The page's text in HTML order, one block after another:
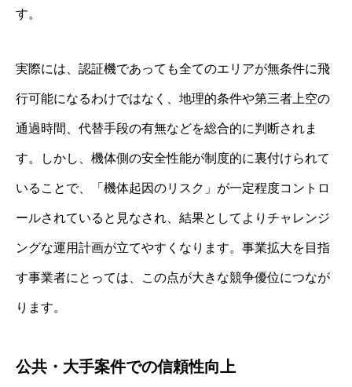
す。
実際には、認証機であっても全てのエリアが無条件に飛
行可能になるわけではなく、地理的条件や第三者上空の
通過時間、代替手段の有無などを総合的に判断されま
す。しかし、機体側の安全性能が制度的に裏付けられて
いることで、「機体起因のリスク」が一定程度コントロ
ールされていると見なされ、結果としてよりチャレンジ
ングな運用計画が立てやすくなります。事業拡大を目指
す事業者にとっては、この点が大きな競争優位につなが
ります。
公共・大手案件での信頼性向上